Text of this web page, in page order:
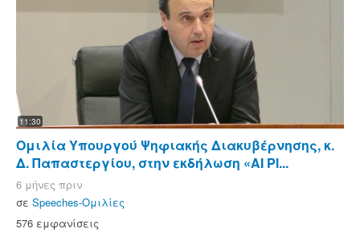
11:30
Ομιλία Υπουργού Ψηφιακής Διακυβέρνησης, κ.
Δ. Παπαστεργίου, στην εκδήλωση «AI Pl...
6 μήνες πριν
σε Speeches-Ομιλίες
576 εμφανίσεις